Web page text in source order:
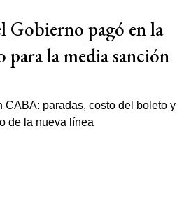
Gobierno pagó en la
para la media sanción